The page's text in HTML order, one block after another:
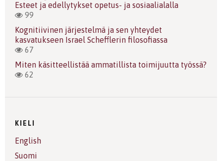
Esteet ja edellytykset opetus- ja sosiaalialalla
99
Kognitiivinen järjestelmä ja sen yhteydet
kasvatukseen Israel Schefflerin filosofiassa
67
Miten käsitteellistää ammatillista toimijuutta työssä?
62
KIELI
English
Suomi